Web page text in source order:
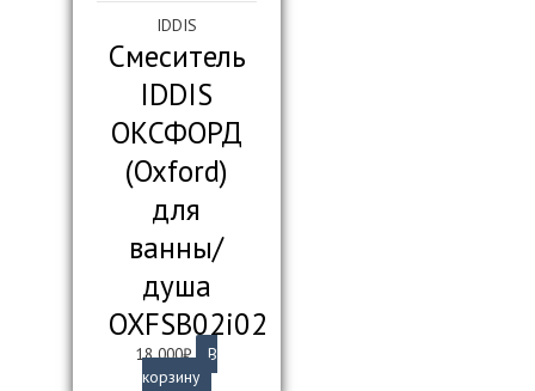
IDDIS
Смеситель
IDDIS
ОКСФОРД
(Oxford)
для
ванны/
душа
OXFSB02i02
18 000₽
В
корзину